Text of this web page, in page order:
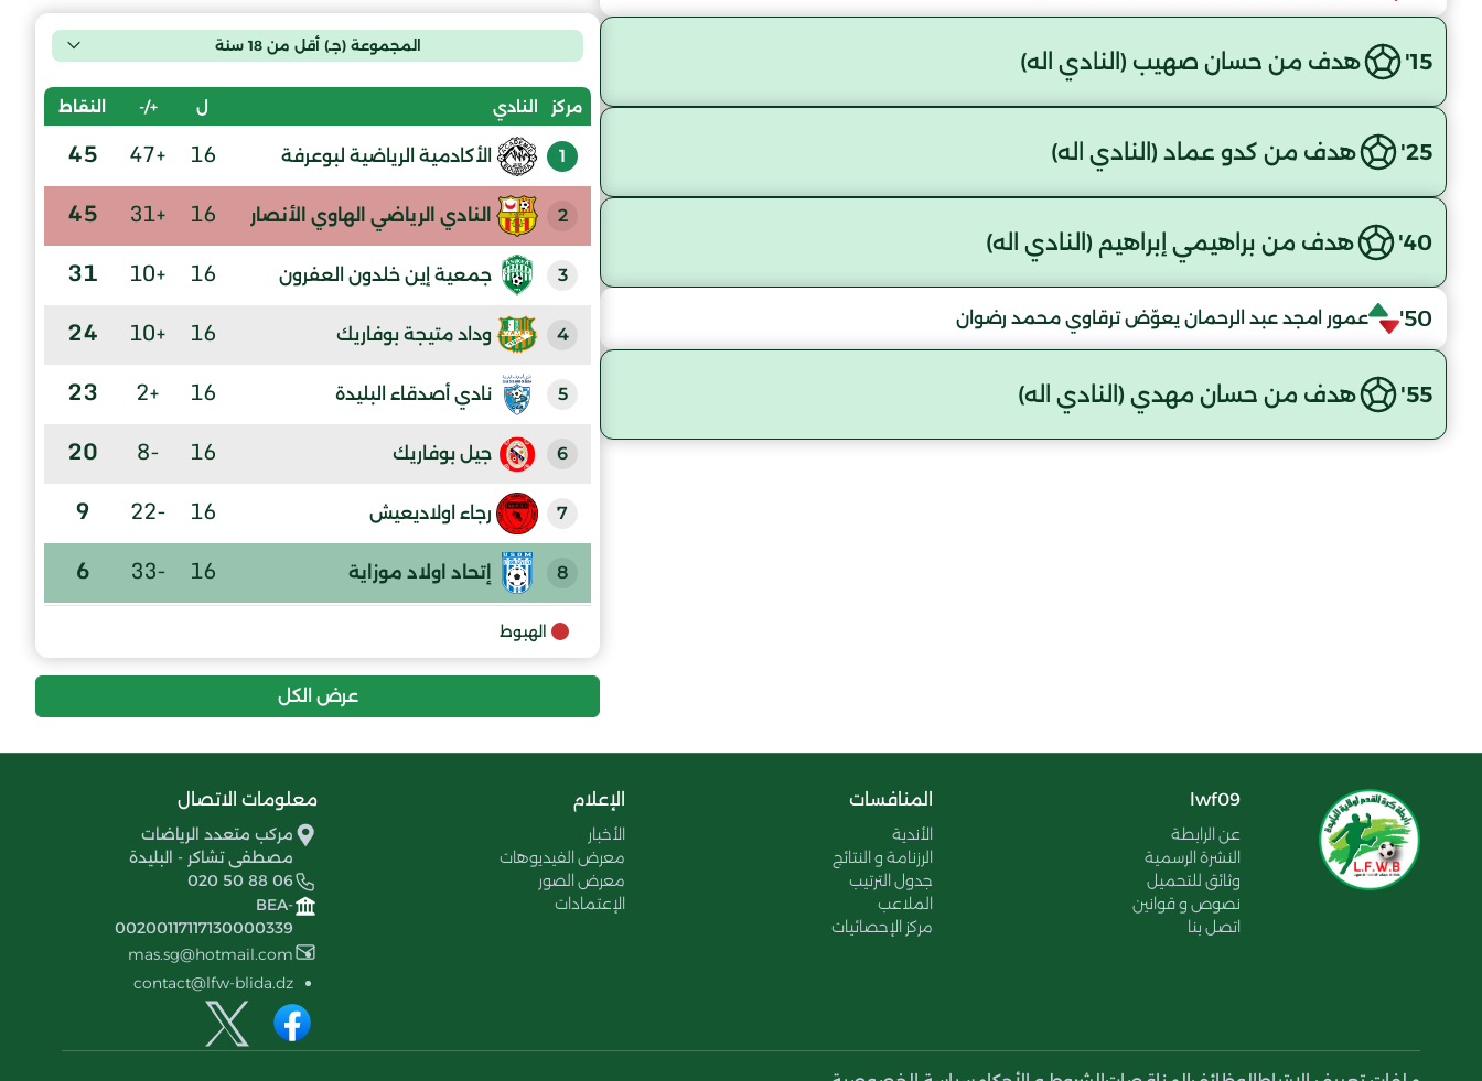
15' هدف من حسان صهيب (النادي اله)
25' هدف من كدو عماد (النادي اله)
40' هدف من براهيمي إبراهيم (النادي اله)
50' عمور امجد عبد الرحمان يعوّض ترقاوي محمد رضوان
55' هدف من حسان مهدي (النادي اله)
المجموعة (جـ) أقل من 18 سنة
مركز النادي ل +/- النقاط
1 الأكادمية الرياضية لبوعرفة 16
+47
45
2 النادي الرياضي الهاوي الأنصار 16
+31
45
3 جمعية إين خلدون العفرون 16
+10
31
4 وداد متيجة بوفاريك 16
+10
24
5 نادي أصدقاء البليدة 16
+2
23
6 جيل بوفاريك 16
-8
20
7 رجاء اولاديعيش 16
-22
9
8 إتحاد اولاد موزاية 16
-33
6
9 الهبوط
عرض الكل
lwf09
عن الرابطة
النشرة الرسمية
وثائق للتحميل
نصوص و قوانين
اتصل بنا
المنافسات
الأندية
الرزنامة و النتائج
جدول الترتيب
الملاعب
مركز الإحصائيات
الإعلام
الأخبار
معرض الفيديوهات
معرض الصور
الإعتمادات
معلومات الاتصال
مركب متعدد الرياضات
مصطفى تشاكر - البليدة
020 50 88 06
BEA-
00200117117130000339
mas.sg@hotmail.com
contact@lfw-blida.dz